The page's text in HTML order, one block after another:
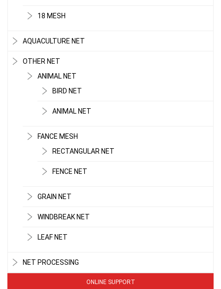
18 MESH
AQUACULTURE NET
OTHER NET
ANIMAL NET
BIRD NET
ANIMAL NET
FANCE MESH
RECTANGULAR NET
FENCE NET
GRAIN NET
WINDBREAK NET
LEAF NET
NET PROCESSING
ONLINE SUPPORT